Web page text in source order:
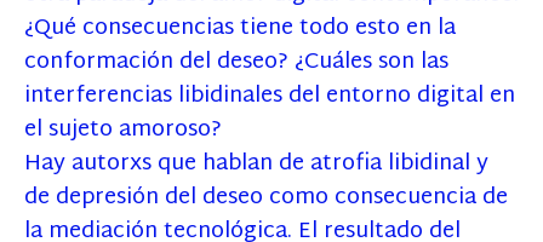
¿Qué consecuencias tiene todo esto en la
conformación del deseo? ¿Cuáles son las
interferencias libidinales del entorno digital en
el sujeto amoroso?
Hay autorxs que hablan de atrofia libidinal y
de depresión del deseo como consecuencia de
la mediación tecnológica. El resultado del